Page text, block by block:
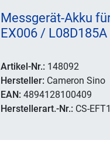
Messgerät-Akku
EX006 / L08D185A
Artikel-Nr.: 148092
Hersteller: Cameron Sino
EAN: 4894128100409
Herstellerart.-Nr.: CS-